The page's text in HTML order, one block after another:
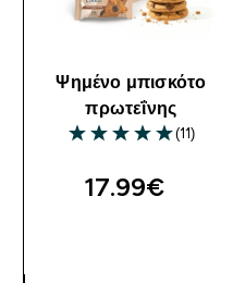
Ψημένο μπισκότο
πρωτεΐνης
5 out of 5 stars
(11)
17.99€‎